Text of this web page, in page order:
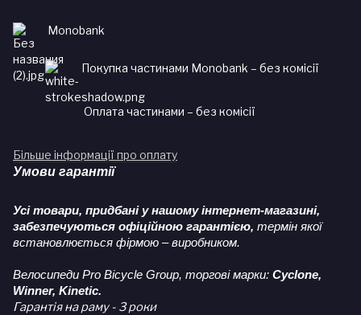
Monobank
Покупка частинами Monobank – без комісії
Оплата частинами – без комісії
Більше інформації про оплату
Умови гарантії
Усі товари, придбані у нашому інтернет-магазині,
забезпечуються офіційною гарантією, термін якої
встановлюється фірмою – виробником.
Велосипеди Pro Bicycle Group, торгові марки: Cyclone,
Winner, Kinetic.
Гарантія на раму - 3 роки